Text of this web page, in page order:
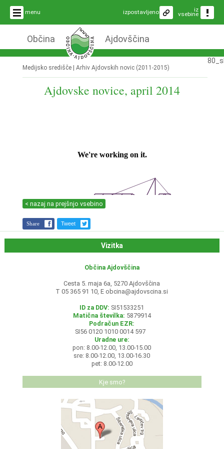
menu iz
vsebine
izpostavljeno
Občina Ajdovščina
Medijsko središče | Arhiv Ajdovskih novic (2011-2015)
Ajdovske novice, april 2014
< nazaj na prejšnjo vsebino
Share Tweet
Vizitka
Občina Ajdovščina
Cesta 5. maja 6a, 5270 Ajdovščina
T 05 365 91 10, E obcina@ajdovscina.si
ID za DDV: SI51533251
Matična številka: 5879914
Podračun EZR:
SI56 0120 1010 0014 597
Uradne ure:
pon: 8.00-12.00, 13.00-15.00
sre: 8.00-12.00, 13.00-16.30
pet: 8.00-12.00
Kje smo?